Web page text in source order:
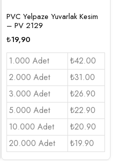
PVC Yelpaze Yuvarlak Kesim
– PV 2129
₺19,90
1.000 Adet
₺42.00
2.000 Adet
₺31.00
3.000 Adet
₺26.90
5.000 Adet
₺22.90
10.000 Adet
₺20.90
20.000 Adet
₺19.90